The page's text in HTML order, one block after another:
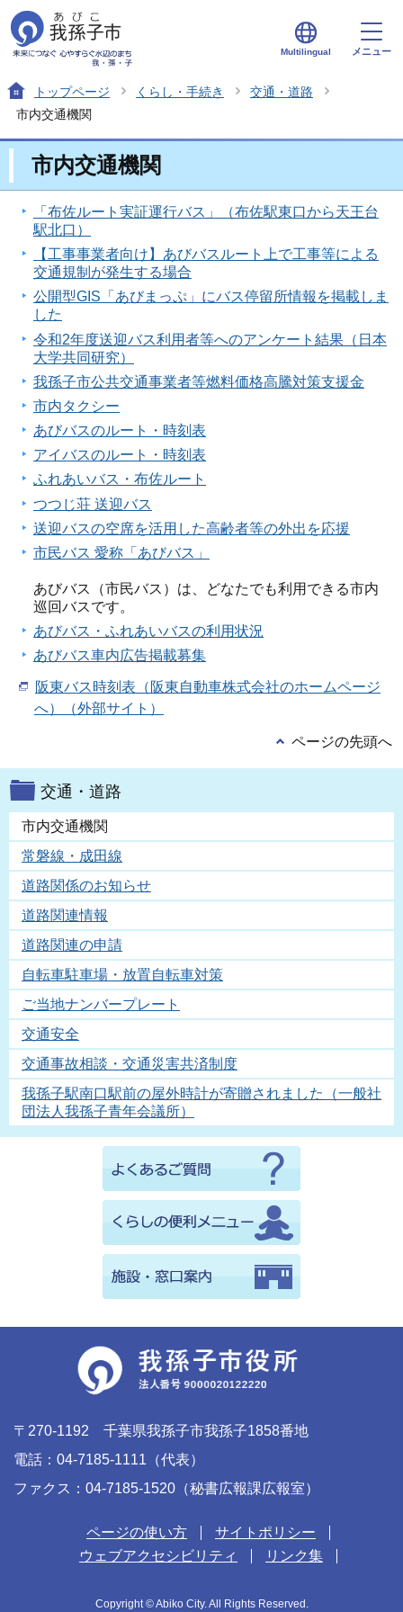
Multilingual メニュー
トップページ くらし・手続き
交通・道路
市内交通機関
市内交通機関
「布佐ルート実証運行バス」（布佐駅東口から天王台
駅北口）
【工事事業者向け】あびバスルート上で工事等による
交通規制が発生する場合
公開型GIS「あびまっぷ」にバス停留所情報を掲載しま
した
令和2年度送迎バス利用者等へのアンケート結果（日本
大学共同研究）
我孫子市公共交通事業者等燃料価格高騰対策支援金
市内タクシー
あびバスのルート・時刻表
アイバスのルート・時刻表
ふれあいバス・布佐ルート
つつじ荘 送迎バス
送迎バスの空席を活用した高齢者等の外出を応援
市民バス 愛称「あびバス」
あびバス（市民バス）は、どなたでも利用できる市内
巡回バスです。
あびバス・ふれあいバスの利用状況
あびバス車内広告掲載募集
阪東バス時刻表（阪東自動車株式会社のホームページ
へ）（外部サイト）
ページの先頭へ
交通・道路
市内交通機関
常磐線・成田線
道路関係のお知らせ
道路関連情報
道路関連の申請
自転車駐車場・放置自転車対策
ご当地ナンバープレート
交通安全
交通事故相談・交通災害共済制度
我孫子駅南口駅前の屋外時計が寄贈されました（一般社
団法人我孫子青年会議所）
〒270-1192 千葉県我孫子市我孫子1858番地
電話：04-7185-1111（代表）
ファクス：04-7185-1520（秘書広報課広報室）
ページの使い方
サイトポリシー
ウェブアクセシビリティ
リンク集
Copyright © Abiko City. All Rights Reserved.